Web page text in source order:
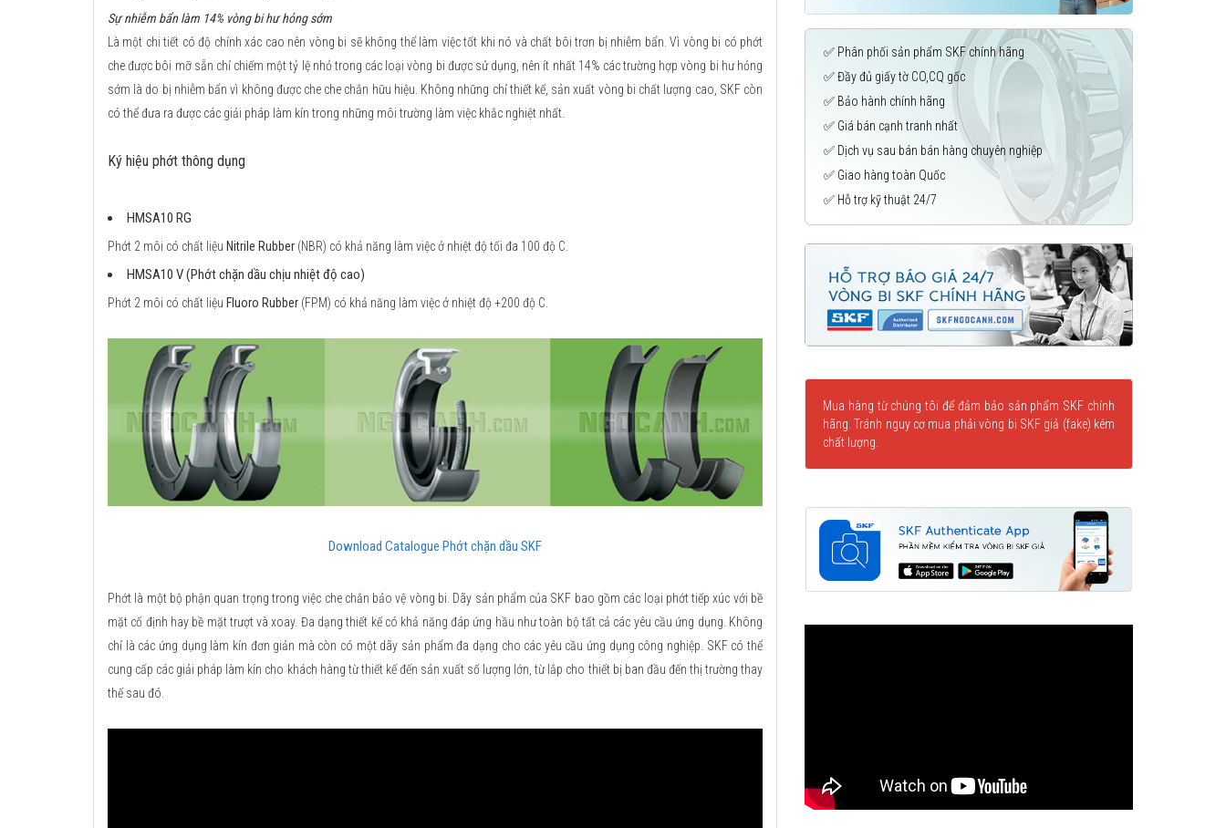
Sự nhiễm bẩn làm 14% vòng bi hư hỏng sớm
Là một chi tiết có độ chính xác cao nên vòng bi sẽ không thể làm việc tốt khi nó và chất bôi trơn bị nhiễm bẩn. Vì vòng bi có phớt
che được bôi mỡ sẵn chỉ chiếm một tỷ lệ nhỏ trong các loại vòng bi được sử dụng, nên ít nhất 14% các trường hợp vòng bi hư hỏng
sớm là do bị nhiễm bẩn vì không được che che chắn hữu hiệu. Không những chỉ thiết kế, sản xuất vòng bi chất lượng cao, SKF còn
có thể đưa ra được các giải pháp làm kín trong những môi trường làm việc khắc nghiệt nhất.
Ký hiệu phớt thông dụng
HMSA10 RG
Phớt 2 môi có chất liệu Nitrile Rubber (NBR) có khả năng làm việc ở nhiệt độ tối đa 100 độ C.
HMSA10 V (Phớt chặn dầu chịu nhiệt độ cao)
Phớt 2 môi có chất liệu Fluoro Rubber (FPM) có khả năng làm việc ở nhiệt độ +200 độ C.
Download Catalogue Phớt chặn dầu SKF
Phớt là một bộ phận quan trọng trong việc che chắn bảo vệ vòng bi. Dãy sản phẩm của SKF bao gồm các loại phớt tiếp xúc với bề
mặt cố định hay bề mặt trượt và xoay. Đa dạng thiết kế có khả năng đáp ứng hầu như toàn bộ tất cả các yêu cầu ứng dụng. Không
chỉ là các ứng dụng làm kín đơn giản mà còn có một dãy sản phẩm đa dạng cho các yêu cầu ứng dụng công nghiệp. SKF có thể
cung cấp các giải pháp làm kín cho khách hàng từ thiết kế đến sản xuất số lượng lớn, từ lắp cho thiết bị ban đầu đến thị trường thay
thế sau đó.
✅ Phân phối sản phẩm SKF chính hãng
✅ Đầy đủ giấy tờ CO,CQ gốc
✅ Bảo hành chính hãng
✅ Giá bán cạnh tranh nhất
✅ Dịch vụ sau bán bán hàng chuyên nghiệp
✅ Giao hàng toàn Quốc
✅ Hỗ trợ kỹ thuật 24/7
Mua hàng từ chúng tôi để đảm bảo sản phẩm SKF chính
hãng. Tránh nguy cơ mua phải vòng bi SKF giả (fake) kém
chất lượng.